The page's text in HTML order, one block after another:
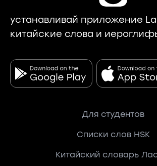
устанавливай приложение
китайские слова и
Для студентов
Списки слов HSK
Китайский словарь